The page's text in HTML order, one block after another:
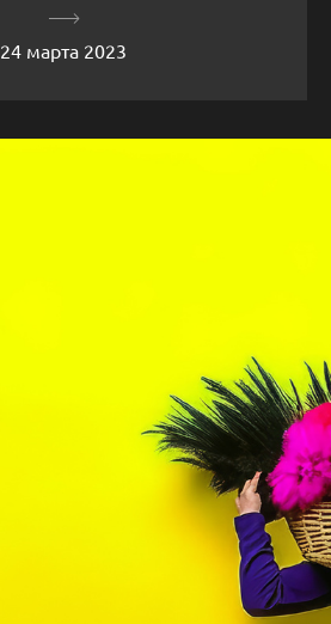
24 марта 2023